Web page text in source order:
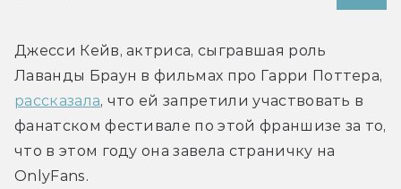
Джесси Кейв, актриса, сыгравшая роль
рассказала, что ей запретили участвовать в
фанатском фестивале по этой франшизе за то,
что в этом году она завела страничку на